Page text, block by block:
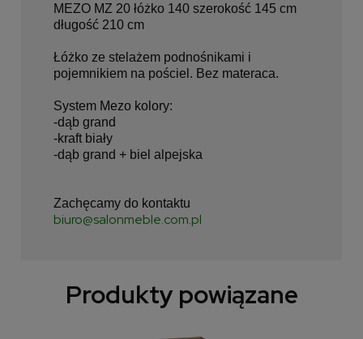
MEZO MZ 20 łóżko 140 szerokość 145 cm
długość 210 cm
Łóżko ze stelażem podnośnikami i
pojemnikiem na pościel. Bez materaca.
System Mezo kolory:
-dąb grand
-kraft biały
-dąb grand + biel alpejska
Zachęcamy do kontaktu
biuro@salonmeble.com.pl
Produkty powiązane